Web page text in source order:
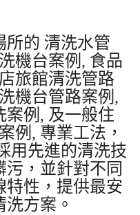
所的 清洗水管
機台案例, 食品
旅館清洗管路
機台管路案例,
案例, 及一般住
例, 專業工法，
用先進的清洗技
，並針對不同
特性，提供最安
方案。